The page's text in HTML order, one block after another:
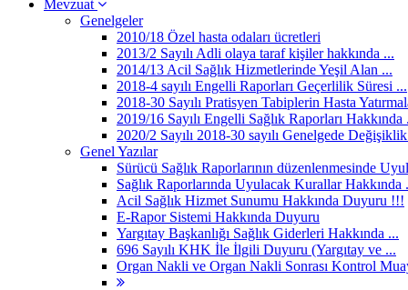
Mevzuat
Genelgeler
2010/18 Özel hasta odaları ücretleri
2013/2 Sayılı Adli olaya taraf kişiler hakkında ...
2014/13 Acil Sağlık Hizmetlerinde Yeşil Alan ...
2018-4 sayılı Engelli Raporları Geçerlilik Süresi ...
2018-30 Sayılı Pratisyen Tabiplerin Hasta
2019/16 Sayılı Engelli Sağlık Raporları Hakkında
2020/2 Sayılı 2018-30 sayılı Genelgede
Genel Yazılar
Sürücü Sağlık Raporlarının düzenlenmesinde
Sağlık Raporlarında Uyulacak Kurallar Hakkında
Acil Sağlık Hizmet Sunumu Hakkında Duyuru !!!
E-Rapor Sistemi Hakkında Duyuru
Yargıtay Başkanlığı Sağlık Giderleri Hakkında ...
696 Sayılı KHK İle İlgili Duyuru (Yargıtay ve ...
Organ Nakli ve Organ Nakli Sonrası Kontrol